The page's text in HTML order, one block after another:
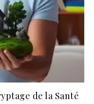
de la Santé